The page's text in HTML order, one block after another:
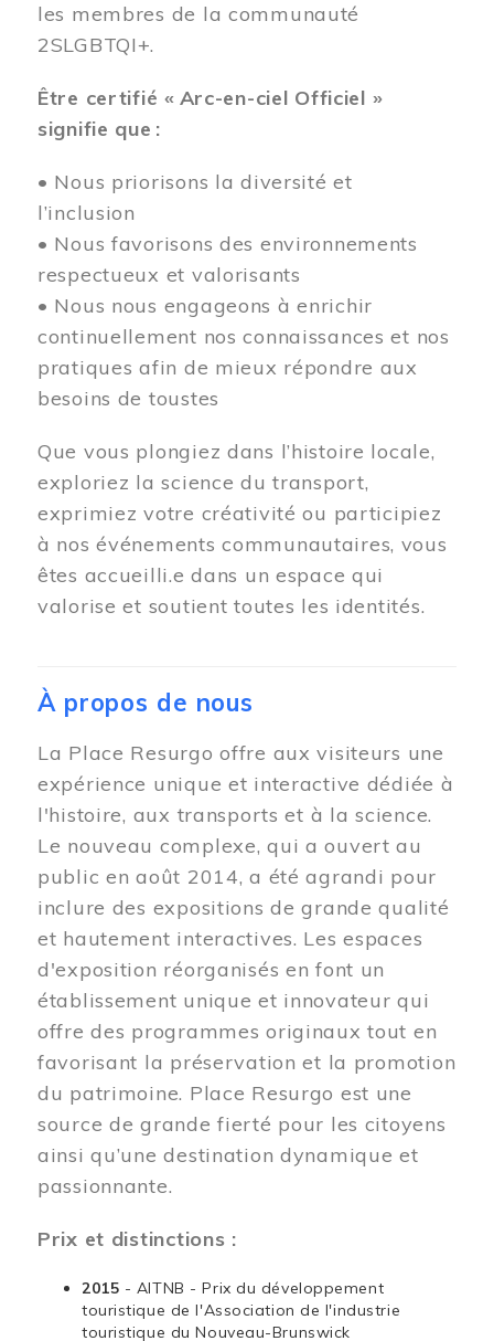
les membres de la communauté
2SLGBTQI+.
Être certifié « Arc-en-ciel Officiel »
signifie que :
• Nous priorisons la diversité et
l’inclusion
• Nous favorisons des environnements
respectueux et valorisants
• Nous nous engageons à enrichir
continuellement nos connaissances et nos
pratiques afin de mieux répondre aux
besoins de toustes
Que vous plongiez dans l’histoire locale,
exploriez la science du transport,
exprimiez votre créativité ou participiez
à nos événements communautaires, vous
êtes accueilli.e dans un espace qui
valorise et soutient toutes les identités.
À propos de nous
La Place Resurgo offre aux visiteurs une
expérience unique et interactive dédiée à
l'histoire, aux transports et à la science.
Le nouveau complexe, qui a ouvert au
public en août 2014, a été agrandi pour
inclure des expositions de grande qualité
et hautement interactives. Les espaces
d'exposition réorganisés en font un
établissement unique et innovateur qui
offre des programmes originaux tout en
favorisant la préservation et la promotion
du patrimoine. Place Resurgo est une
source de grande fierté pour les citoyens
ainsi qu’une destination dynamique et
passionnante.
Prix et distinctions :
2015 - AITNB - Prix du développement
touristique de l'Association de l'industrie
touristique du Nouveau-Brunswick